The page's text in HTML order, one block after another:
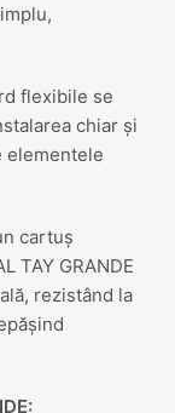
flexibile se
chiar și
elementele
cartuș
TAY GRANDE
rezistând la